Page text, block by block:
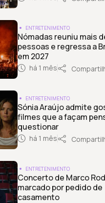
ENTRETENIMENTO
Nómadas reuniu mais
pessoas e regressa a
em 2027
há 1 mês
ENTRETENIMENTO
Sónia Araújo admite
filmes que a façam
questionar
há 1 mês
ENTRETENIMENTO
Concerto de Marco
marcado por pedido de
casamento